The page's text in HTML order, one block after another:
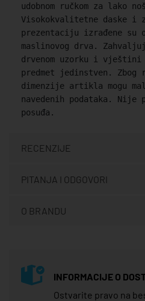
udobnom ručkom za lako
Visokokvalitetne daske i
prezentaciju izrađene su
maslinovog drva.
drvenom uzorku i
predmet jedinstven. Zbog
dimenzije artikla mogu
navedenih podataka. Nije
posuđa.
RECENZIJE
PITANJA I ODGOVORI
O BRANDU
INFORMACIJE O
Ostvarite pravo na